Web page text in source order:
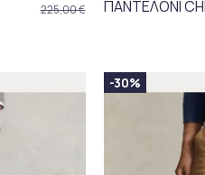
225,00 € ΠΑΝΤΕΛΟΝΙ
-30%